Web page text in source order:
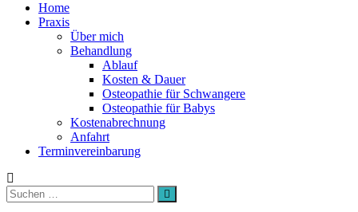
Osteopathie
Caron
Osteopathin
Augsburg
Home
Praxis
Über mich
Behandlung
Ablauf
Kosten & Dauer
Osteopathie für Schwangere
Osteopathie für Babys
Kostenabrechnung
Anfahrt
Terminvereinbarung
Suchen
nach:
Suchen